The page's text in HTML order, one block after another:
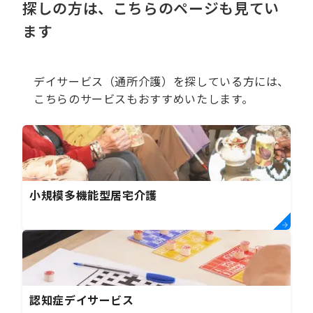
探しの方は、こちらのページも見てい
ます
デイサービス（通所介護）を探している方には、
こちらのサービスもおすすめいたします。
小規模多機能型居宅介護
認知症デイサービス